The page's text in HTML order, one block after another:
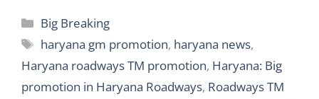
Categories
Big Breaking
Tags
haryana gm promotion, haryana news,
Haryana roadways TM promotion, Haryana: Big
promotion in Haryana Roadways, Roadways TM